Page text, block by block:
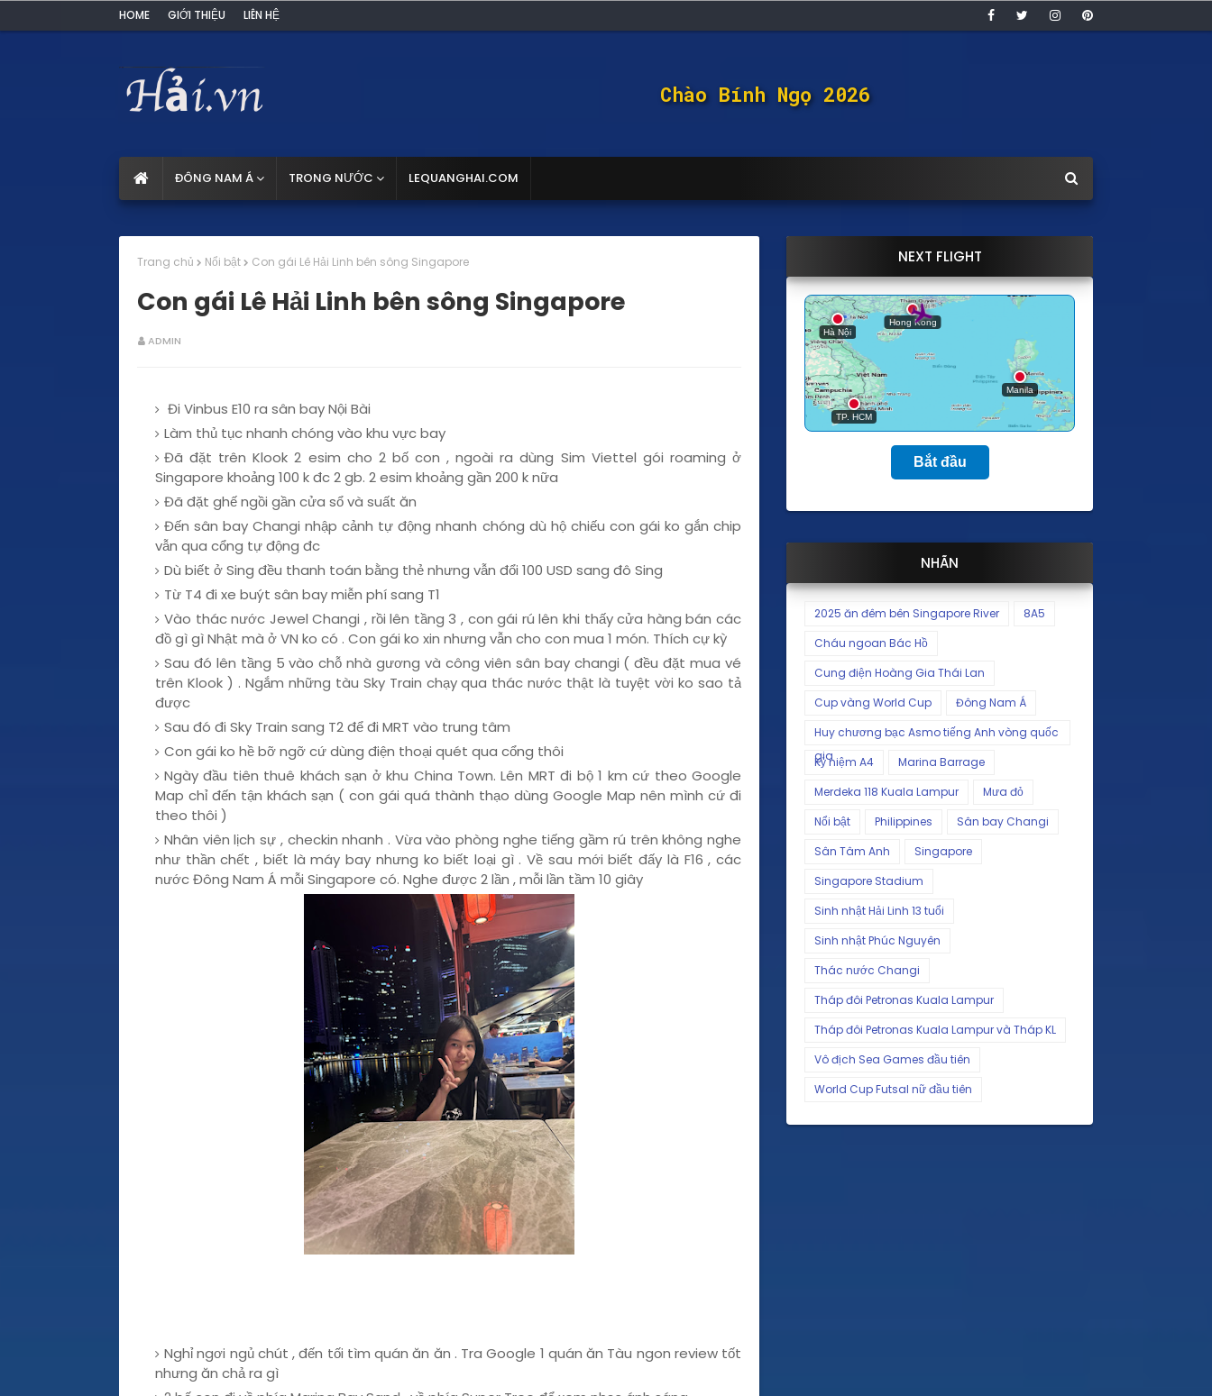
HOME GIỚI THIỆU LIÊN HỆ
Chào Bính Ngọ 2026
ĐÔNG NAM Á TRONG NƯỚC LEQUANGHAI.COM
Trang chủ Nổi bật Con gái Lê Hải Linh bên sông Singapore
Con gái Lê Hải Linh bên sông Singapore
ADMIN
Đi Vinbus E10 ra sân bay Nội Bài
Làm thủ tục nhanh chóng vào khu vực bay
Đã đặt trên Klook 2 esim cho 2 bố con , ngoài ra dùng Sim Viettel gói roaming ở
Singapore khoảng 100 k đc 2 gb. 2 esim khoảng gần 200 k nữa
Đã đặt ghế ngồi gần cửa sổ và suất ăn
Đến sân bay Changi nhập cảnh tự động nhanh chóng dù hộ chiếu con gái ko gắn chip
vẫn qua cổng tự động đc
Dù biết ở Sing đều thanh toán bằng thẻ nhưng vẫn đổi 100 USD sang đô Sing
Từ T4 đi xe buýt sân bay miễn phí sang T1
Vào thác nước Jewel Changi , rồi lên tầng 3 , con gái rú lên khi thấy cửa hàng bán các
đồ gì gì Nhật mà ở VN ko có . Con gái ko xin nhưng vẫn cho con mua 1 món. Thích cự kỳ
Sau đó lên tầng 5 vào chỗ nhà gương và công viên sân bay changi ( đều đặt mua vé
trên Klook ) . Ngắm những tàu Sky Train chạy qua thác nước thật là tuyệt vời ko sao tả
được
Sau đó đi Sky Train sang T2 để đi MRT vào trung tâm
Con gái ko hề bỡ ngỡ cứ dùng điện thoại quét qua cổng thôi
Ngày đầu tiên thuê khách sạn ở khu China Town. Lên MRT đi bộ 1 km cứ theo Google
Map chỉ đến tận khách sạn ( con gái quá thành thạo dùng Google Map nên mình cứ đi
theo thôi )
Nhân viên lịch sự , checkin nhanh . Vừa vào phòng nghe tiếng gầm rú trên không nghe
như thần chết , biết là máy bay nhưng ko biết loại gì . Về sau mới biết đấy là F16 , các
nước Đông Nam Á mỗi Singapore có. Nghe được 2 lần , mỗi lần tầm 10 giây
Nghỉ ngơi ngủ chút , đến tối tìm quán ăn ăn . Tra Google 1 quán ăn Tàu ngon review tốt
nhưng ăn chả ra gì
NEXT FLIGHT
Bắt đầu
NHÃN
2025 ăn đêm bên Singapore River
8A5
Cháu ngoan Bác Hồ
Cung điện Hoàng Gia Thái Lan
Cup vàng World Cup
Đông Nam Á
Huy chương bạc Asmo tiếng Anh vòng quốc
gia
Kỷ niệm A4
Marina Barrage
Merdeka 118 Kuala Lampur
Mưa đỏ
Nổi bật
Philippines
Sân bay Changi
Sân Tâm Anh
Singapore
Singapore Stadium
Sinh nhật Hải Linh 13 tuổi
Sinh nhật Phúc Nguyên
Thác nước Changi
Tháp đôi Petronas Kuala Lampur
Tháp đôi Petronas Kuala Lampur và Tháp KL
Vô địch Sea Games đầu tiên
World Cup Futsal nữ đầu tiên